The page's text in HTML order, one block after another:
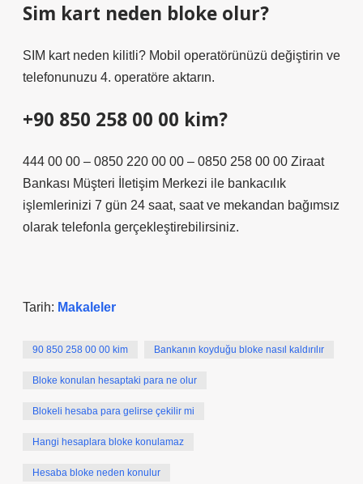
Sim kart neden bloke olur?
SIM kart neden kilitli? Mobil operatörünüzü değiştirin ve
telefonunuzu 4. operatöre aktarın.
+90 850 258 00 00 kim?
444 00 00 – 0850 220 00 00 – 0850 258 00 00 Ziraat
Bankası Müşteri İletişim Merkezi ile bankacılık
işlemlerinizi 7 gün 24 saat, saat ve mekandan bağımsız
olarak telefonla gerçekleştirebilirsiniz.
Tarih: Makaleler
90 850 258 00 00 kim Bankanın koyduğu bloke nasıl kaldırılır
Bloke konulan hesaptaki para ne olur
Blokeli hesaba para gelirse çekilir mi
Hangi hesaplara bloke konulamaz
Hesaba bloke neden konulur